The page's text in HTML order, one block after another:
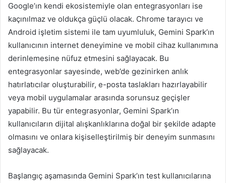
Google’ın kendi ekosistemiyle olan entegrasyonları ise
kaçınılmaz ve oldukça güçlü olacak. Chrome tarayıcı ve
Android işletim sistemi ile tam uyumluluk, Gemini Spark’ın
kullanıcının internet deneyimine ve mobil cihaz kullanımına
derinlemesine nüfuz etmesini sağlayacak. Bu
entegrasyonlar sayesinde, web’de gezinirken anlık
hatırlatıcılar oluşturabilir, e-posta taslakları hazırlayabilir
veya mobil uygulamalar arasında sorunsuz geçişler
yapabilir. Bu tür entegrasyonlar, Gemini Spark’ın
kullanıcıların dijital alışkanlıklarına doğal bir şekilde adapte
olmasını ve onlara kişiselleştirilmiş bir deneyim sunmasını
sağlayacak.
Başlangıç aşamasında Gemini Spark’ın test kullanıcılarına